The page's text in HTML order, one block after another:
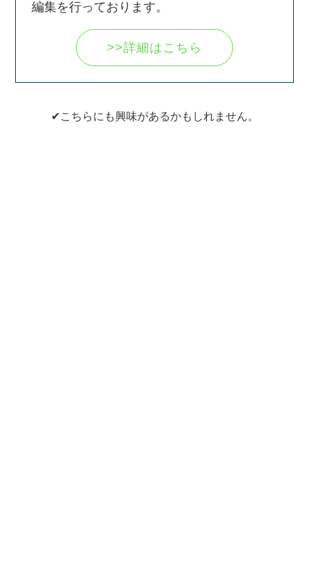
編集を行っております。
>>詳細はこちら
✔こちらにも興味があるかもしれません。